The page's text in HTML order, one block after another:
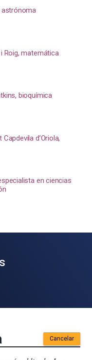
astrónoma
Roig, matemática
bioquímica
d’Oriola,
en ciencias
Cancelar